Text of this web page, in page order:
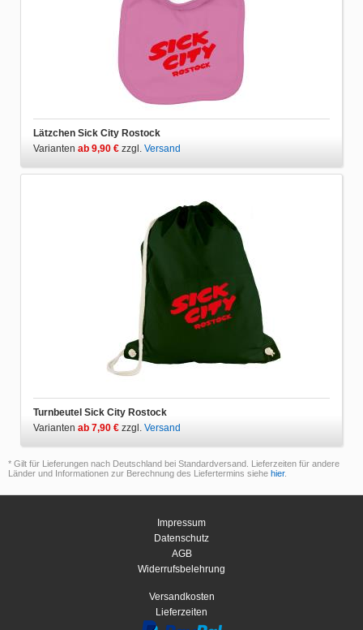
Lätzchen Sick City Rostock
Varianten ab 9,90 € zzgl. Versand
Turnbeutel Sick City Rostock
Varianten ab 7,90 € zzgl. Versand
* Gilt für Lieferungen nach Deutschland bei Standardversand. Lieferzeiten für andere
Länder und Informationen zur Berechnung des Liefertermins siehe hier.
Impressum
Datenschutz
AGB
Widerrufsbelehrung
Versandkosten
Lieferzeiten